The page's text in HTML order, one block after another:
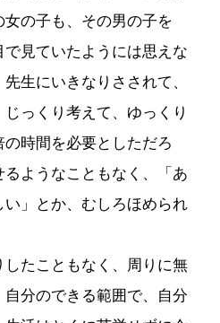
の子も、その男の子を
で見ていたようには思えな
生にいきなりさされて、
っくり考えて、ゆっくり
時間を必要としただろ
ようなこともなく、「あ
」とか、むしろほめられ
たこともなく、周りに無
分のできる範囲で、自分